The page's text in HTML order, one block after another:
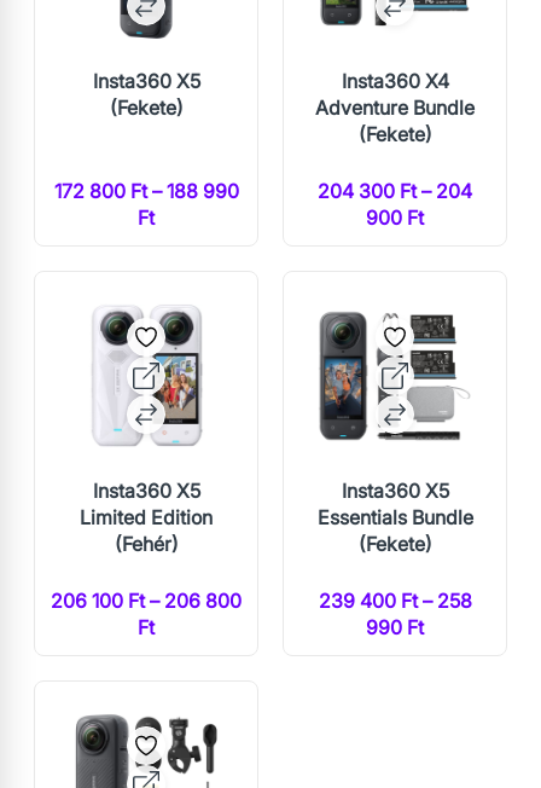
Insta360 X5
(Fekete)
172 800 Ft – 188 990
Ft
Insta360 X4
Adventure Bundle
(Fekete)
204 300 Ft – 204
900 Ft
Insta360 X5
Limited Edition
(Fehér)
206 100 Ft – 206 800
Ft
Insta360 X5
Essentials Bundle
(Fekete)
239 400 Ft – 258
990 Ft